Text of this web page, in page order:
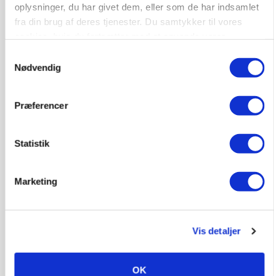
oplysninger, du har givet dem, eller som de har indsamlet
fra din brug af deres tjenester. Du samtykker til vores
Nødvendig
Præferencer
Statistik
Marketing
Vis detaljer
OK
ARRANGEMENT